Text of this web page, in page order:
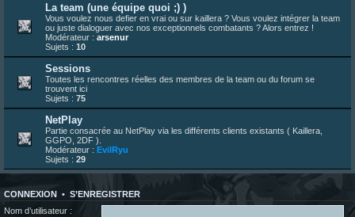
La team (une équipe quoi ;) )
Vous voulez nous defier en vrai ou sur kaillera ? Vous voulez intégrer la team
ou juste dialoguer avec nos exceptionnels combatants ? Alors entrez !
Modérateur : arsenur
Sujets : 10
Sessions
Toutes les rencontres réelles des membres de la team ou du forum se
trouvent ici
Sujets : 75
NetPlay
Partie consacrée au NetPlay via les différents clients existants ( Kaillera,
GGPO, 2DF ).
Modérateur : EvilRyu
Sujets : 29
CONNEXION • S’ENREGISTRER
Nom d’utilisateur :